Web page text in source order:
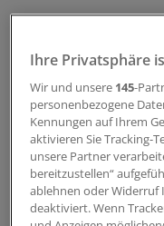
Ihre Privatsphäre
Wir und unsere 145-
personenbezogene
Kennungen auf Ihrem
aktivieren Sie Tracking-
unsere Partner
bereitzustellen“
ablehnen oder Widerruf
deaktiviert. Wenn